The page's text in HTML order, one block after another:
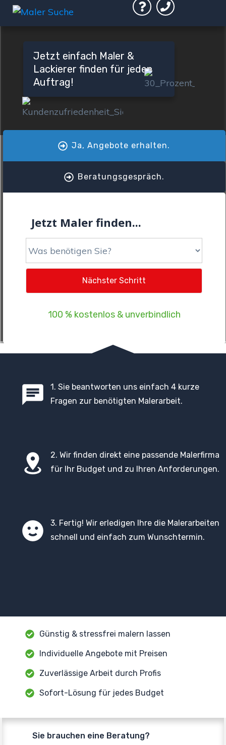
Jetzt einfach Maler &
Lackierer finden für jeden
Auftrag!
Ja, Angebote erhalten.
Beratungsgespräch.
Jetzt Maler finden...
100 % kostenlos & unverbindlich
1. Sie beantworten uns einfach 4 kurze
Fragen zur benötigten Malerarbeit.
2. Wir finden direkt eine passende Malerfirma
für Ihr Budget und zu Ihren Anforderungen.
3. Fertig! Wir erledigen Ihre die Malerarbeiten
schnell und einfach zum Wunschtermin.
Günstig & stressfrei malern lassen
Individuelle Angebote mit Preisen
Zuverlässige Arbeit durch Profis
Sofort-Lösung für jedes Budget
Sie brauchen eine Beratung?